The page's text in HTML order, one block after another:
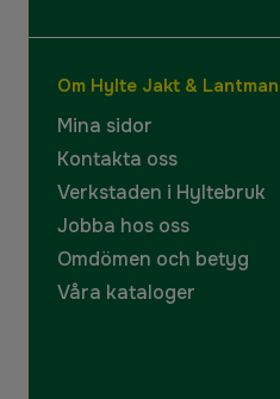
Om Hylte Jakt & Lantman
Mina sidor
Kontakta oss
Verkstaden i Hyltebruk
Jobba hos oss
Omdömen och betyg
Våra kataloger